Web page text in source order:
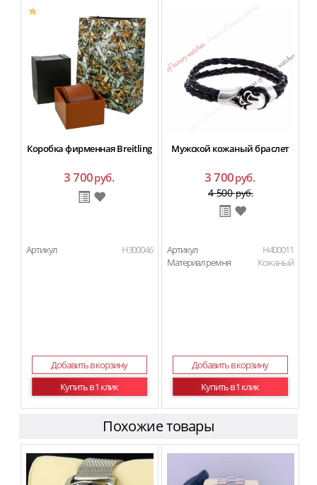
Коробка фирменная Breitling
3 700руб.
Артикул H300046
Добавить в корзину
Купить в 1 клик
Мужской кожаный браслет
3 700руб.
4 500руб.
Артикул
H400011
Материал ремня
Кожаный
Добавить в корзину
Купить в 1 клик
Похожие товары